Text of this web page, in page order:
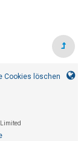
Cookies löschen